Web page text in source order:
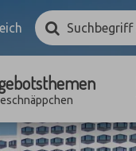
Suchbegriff
eingebenSuchen